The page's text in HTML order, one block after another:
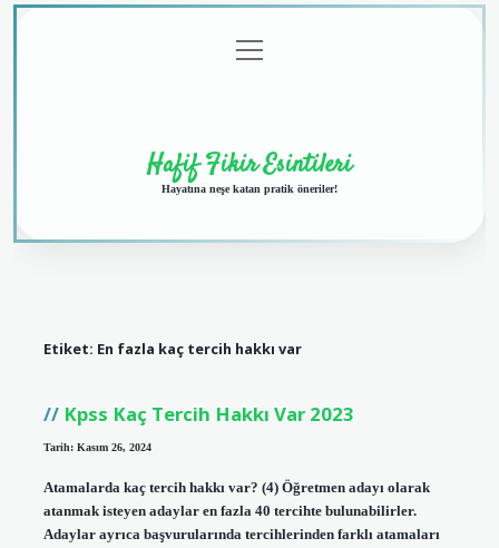
menüyü
aç
Hafif Fikir Esintileri
Hayatına neşe katan pratik öneriler!
Etiket: En fazla kaç tercih hakkı var
Kpss Kaç Tercih Hakkı Var 2023
Tarih: Kasım 26, 2024
Atamalarda kaç tercih hakkı var? (4) Öğretmen adayı olarak
atanmak isteyen adaylar en fazla 40 tercihte bulunabilirler.
Adaylar ayrıca başvurularında tercihlerinden farklı atamaları